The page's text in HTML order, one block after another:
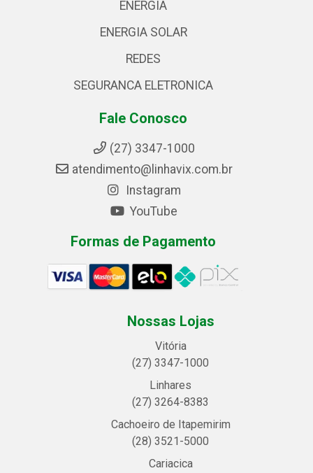
ENERGIA
ENERGIA SOLAR
REDES
SEGURANCA ELETRONICA
Fale Conosco
(27) 3347-1000
atendimento@linhavix.com.br
Instagram
YouTube
Formas de Pagamento
Nossas Lojas
Vitória
(27) 3347-1000
Linhares
(27) 3264-8383
Cachoeiro de Itapemirim
(28) 3521-5000
Cariacica